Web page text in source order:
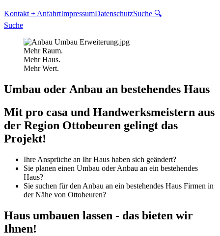
Kontakt + AnfahrtImpressumDatenschutzSuche 🔍
Suche
Mehr Raum.
Mehr Haus.
Mehr Wert.
Umbau oder Anbau an bestehendes Haus
Mit pro casa und Handwerksmeistern aus
der Region Ottobeuren gelingt das
Projekt!
Ihre Ansprüche an Ihr Haus haben sich geändert?
Sie planen einen Umbau oder Anbau an ein bestehendes
Haus?
Sie suchen für den Anbau an ein bestehendes Haus Firmen in
der Nähe von Ottobeuren?
Haus umbauen lassen - das bieten wir
Ihnen!